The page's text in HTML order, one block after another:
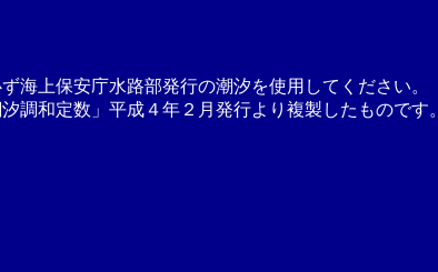
海上保安庁水路部発行の潮汐を使用してください。
調和定数」平成４年２月発行より複製したものです。